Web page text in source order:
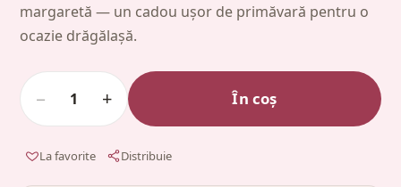
margaretă — un cadou ușor de primăvară pentru o
ocazie drăgălașă.
− 1 + În coș
La favorite Distribuie